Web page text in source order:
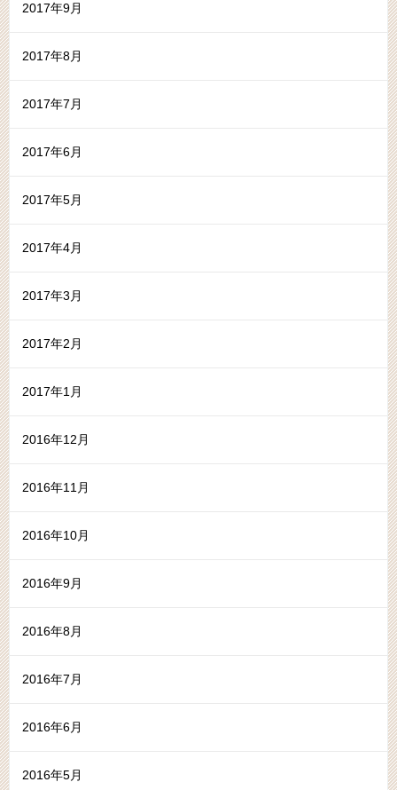
2017年9月
2017年8月
2017年7月
2017年6月
2017年5月
2017年4月
2017年3月
2017年2月
2017年1月
2016年12月
2016年11月
2016年10月
2016年9月
2016年8月
2016年7月
2016年6月
2016年5月